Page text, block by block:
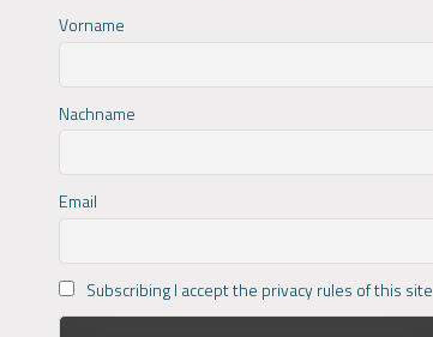
Vorname
Nachname
Email
Subscribing I accept the privacy rules of this site